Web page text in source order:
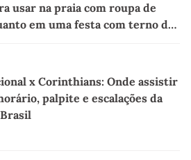
usar na praia com roupa de
em uma festa com terno de
x Corinthians: Onde assistir
palpite e escalações da